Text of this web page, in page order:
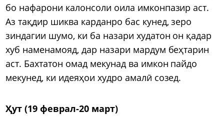
бо нафарони калонсоли оила имконпазир аст.
Аз тақдир шиква карданро бас кунед, зеро
зиндагии шумо, ки ба назари худатон он қадар
хуб наменамояд, дар назари мардум беҳтарин
аст. Бахтатон омад мекунад ва имкон пайдо
мекунед, ки идеяҳои худро амалӣ созед.
Ҳут (19 феврал-20 март)